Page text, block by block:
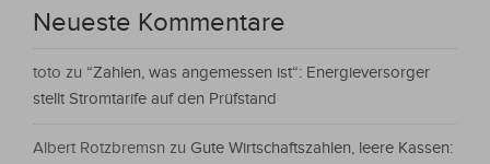
Neueste Kommentare
toto zu “Zahlen, was angemessen ist“: Energieversorger
stellt Stromtarife auf den Prüfstand
Albert Rotzbremsn zu Gute Wirtschaftszahlen, leere Kassen: